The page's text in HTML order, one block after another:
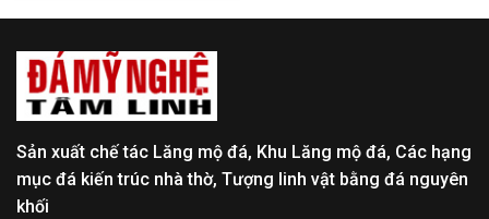
Sản xuất chế tác Lăng mộ đá, Khu Lăng mộ đá, Các hạng
mục đá kiến trúc nhà thờ, Tượng linh vật bằng đá nguyên
khối